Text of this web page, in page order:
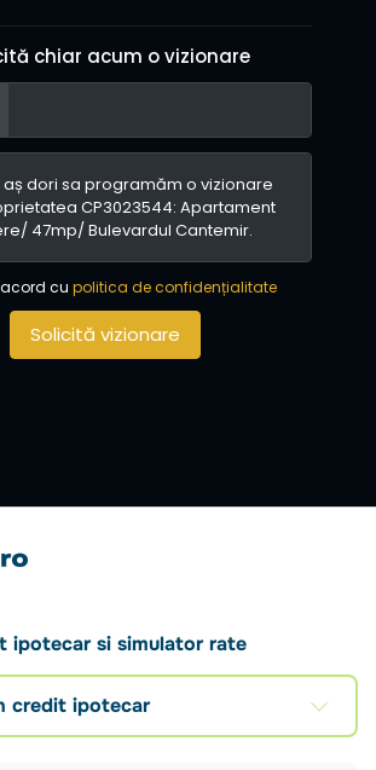
chiar acum o vizionare
cu politica de confidențialitate
Solicită vizionare